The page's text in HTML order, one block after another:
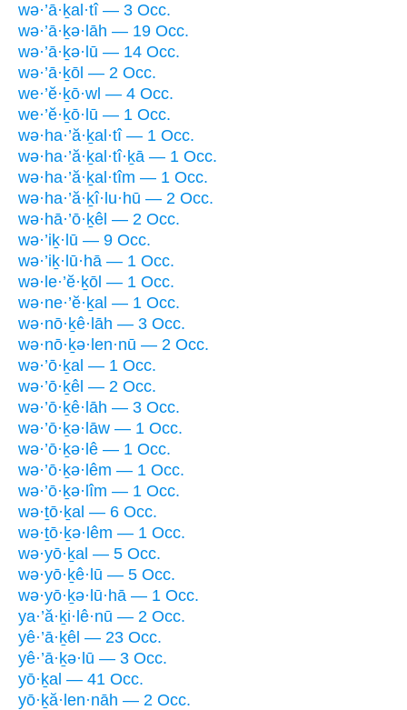
wə·’ā·ḵal·tî — 3 Occ.
wə·’ā·ḵə·lāh — 19 Occ.
wə·’ā·ḵə·lū — 14 Occ.
wə·’ā·ḵōl — 2 Occ.
we·’ĕ·ḵō·wl — 4 Occ.
we·’ĕ·ḵō·lū — 1 Occ.
wə·ha·’ă·ḵal·tî — 1 Occ.
wə·ha·’ă·ḵal·tî·ḵā — 1 Occ.
wə·ha·’ă·ḵal·tîm — 1 Occ.
wə·ha·’ă·ḵî·lu·hū — 2 Occ.
wə·hā·’ō·ḵêl — 2 Occ.
wə·’iḵ·lū — 9 Occ.
wə·’iḵ·lū·hā — 1 Occ.
wə·le·’ĕ·ḵōl — 1 Occ.
wə·ne·’ĕ·ḵal — 1 Occ.
wə·nō·ḵê·lāh — 3 Occ.
wə·nō·ḵə·len·nū — 2 Occ.
wə·’ō·ḵal — 1 Occ.
wə·’ō·ḵêl — 2 Occ.
wə·’ō·ḵê·lāh — 3 Occ.
wə·’ō·ḵə·lāw — 1 Occ.
wə·’ō·ḵə·lê — 1 Occ.
wə·’ō·ḵə·lêm — 1 Occ.
wə·’ō·ḵə·lîm — 1 Occ.
wə·ṯō·ḵal — 6 Occ.
wə·ṯō·ḵə·lêm — 1 Occ.
wə·yō·ḵal — 5 Occ.
wə·yō·ḵê·lū — 5 Occ.
wə·yō·ḵə·lū·hā — 1 Occ.
ya·’ă·ḵi·lê·nū — 2 Occ.
yê·’ā·ḵêl — 23 Occ.
yê·’ā·ḵə·lū — 3 Occ.
yō·ḵal — 41 Occ.
yō·ḵă·len·nāh — 2 Occ.